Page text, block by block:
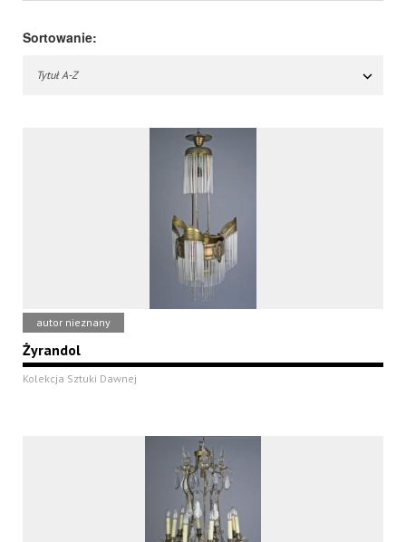
Sortowanie:
Tytuł A-Z
autor nieznany
Żyrandol
Kolekcja Sztuki Dawnej